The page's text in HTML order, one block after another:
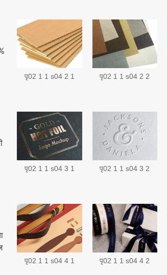
पृ02 1 1 s04 2 1 पृ02 1 1 s04 2 2
पृ02 1 1 s04 3 1 पृ02 1 1 s04 3 2
पृ02 1 1 s04 4 1 पृ02 1 1 s04 4 2